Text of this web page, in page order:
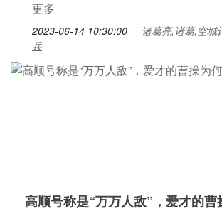
更多
2023-06-14 10:30:00
诸葛亮,诸葛,空城
兵
高顺号称是“万万人敌”，爱才的曹